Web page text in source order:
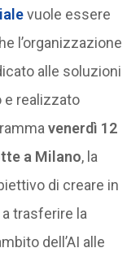
vuole essere
l’organizzazione
alle soluzioni
e realizzato
venerdì 12
a Milano, la
di creare in
trasferire la
dell’AI alle